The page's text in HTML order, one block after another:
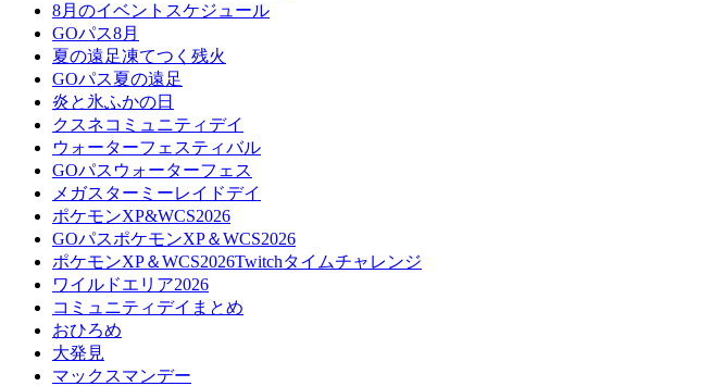
8月のイベントスケジュール
GOパス8月
夏の遠足凍てつく残火
GOパス夏の遠足
炎と氷ふかの日
クスネコミュニティデイ
ウォーターフェスティバル
GOパスウォーターフェス
メガスターミーレイドデイ
ポケモンXP&WCS2026
GOパスポケモンXP＆WCS2026
ポケモンXP＆WCS2026Twitchタイムチャレンジ
ワイルドエリア2026
コミュニティデイまとめ
おひろめ
大発見
マックスマンデー